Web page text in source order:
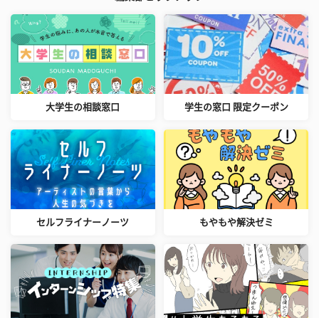
大学生の相談窓口 学生の窓口 限定クーポン
セルフライナーノーツ もやもや解決ゼミ